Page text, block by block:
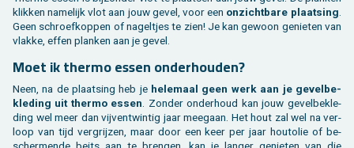
klik­ken na­me­lijk vlot aan jouw gevel, voor een on­zicht­ba­re plaat­sing
Geen schroef­kop­pen of na­gel­tjes te zien! Je kan ge­woon ge­nie­ten van
vlak­ke, effen plan­ken aan je gevel.
Moet ik ther­mo essen on­der­hou­den?
Neen, na de plaat­sing heb je he­le­maal geen werk aan je ge­vel­be­
kle­ding uit ther­mo essen . Zon­der on­der­houd kan jouw ge­vel­be­kle­
ding wel meer dan vij­ventwin­tig jaar mee­gaan. Het hout zal wel na ver­
loop van tijd ver­grij­zen, maar door een keer per jaar hout­olie of be­